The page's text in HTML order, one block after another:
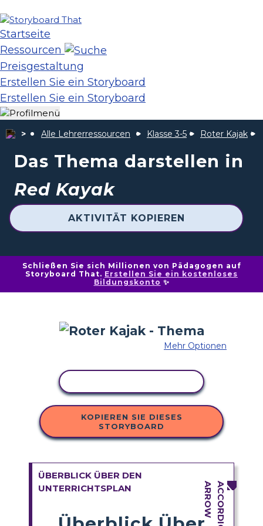
Startseite
Ressourcen
Preisgestaltung
Erstellen Sie ein Storyboard
Erstellen Sie ein Storyboard
Alle Lehrerressourcen Klasse 3-5 Roter Kajak
Das Thema darstellen in
Red Kayak
AKTIVITÄT KOPIEREN
Schließen Sie sich Millionen von Pädagogen auf
Storyboard That. Erstellen Sie ein kostenloses
Bildungskonto ✨
Mehr Optionen
KOPIEREN SIE DIESES
STORYBOARD
ÜBERBLICK ÜBER DEN
UNTERRICHTSPLAN